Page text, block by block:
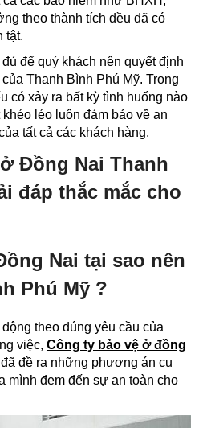
theo thành tích đều đã có
tật.
để quý khách nên quyết định
của Thanh Bình Phú Mỹ. Trong
có xảy ra bất kỳ tình huống nào
léo luôn đảm bảo về an
tất cả các khách hàng.
Đồng Nai Thanh
đáp thắc mắc cho
Nai tại sao nên
Phú Mỹ ?
theo đúng yêu cầu của
việc, Công ty bảo vệ ở đồng
đã đề ra những phương án cụ
mình đem đến sự an toàn cho